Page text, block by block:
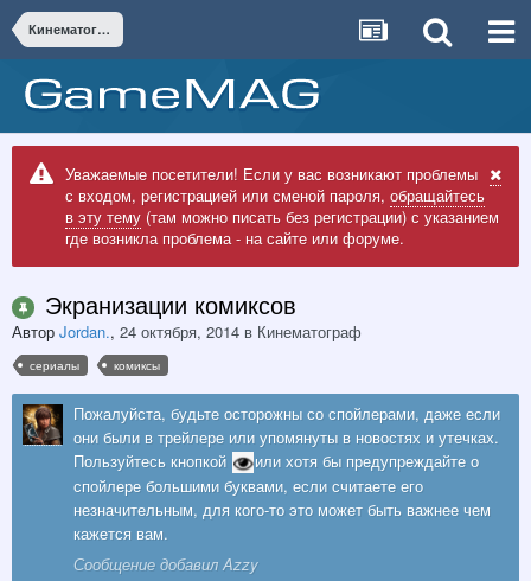
Кинематограф
Уважаемые посетители! Если у вас возникают проблемы
с входом, регистрацией или сменой пароля, обращайтесь
в эту тему (там можно писать без регистрации) с указанием
где возникла проблема - на сайте или форуме.
Экранизации комиксов
Автор Jordan., 24 октября, 2014 в Кинематограф
сериалы комиксы
Пожалуйста, будьте осторожны со спойлерами, даже если
они были в трейлере или упомянуты в новостях и утечках.
Пользуйтесь кнопкой
или хотя бы предупреждайте о
спойлере большими буквами, если считаете его
незначительным, для кого-то это может быть важнее чем
кажется вам.
Сообщение добавил Azzy